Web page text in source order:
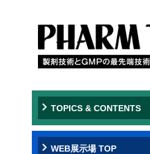
TOPICS & CONTENTS
WEB展示場 TOP